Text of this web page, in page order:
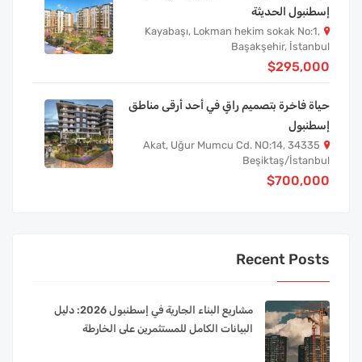
إسطنبول الحديثة
Kayabaşı, Lokman hekim sokak No:1,
Başakşehir, İstanbul
$295,000
حياة فاخرة بتصميم راقٍ في أحد أرقى مناطق
إسطنبول
Akat, Uğur Mumcu Cd. NO:14, 34335
Beşiktaş/İstanbul
$700,000
Recent Posts
مشاريع البناء الجارية في إسطنبول 2026: دليل
البيانات الكامل للمستثمرين على الخارطة